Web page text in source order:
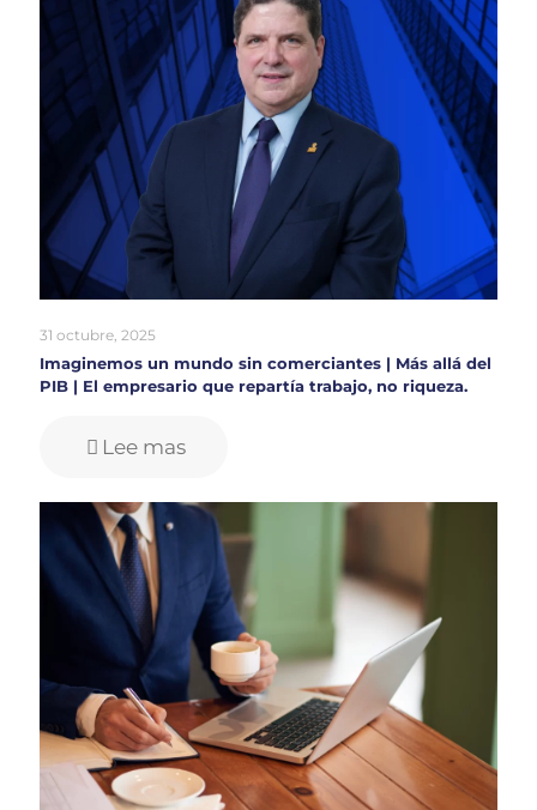
31 octubre, 2025
Imaginemos un mundo sin comerciantes | Más allá del
PIB | El empresario que repartía trabajo, no riqueza.
Lee mas